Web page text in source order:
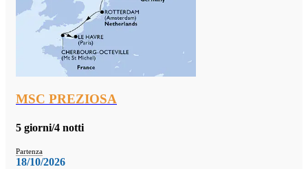
MSC PREZIOSA
5 giorni/4 notti
Partenza
18/10/2026